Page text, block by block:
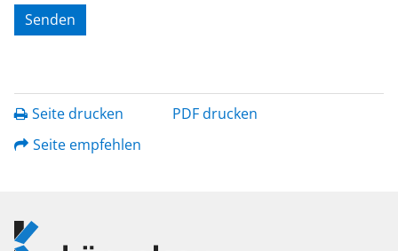
Seite drucken
PDF drucken
Seite empfehlen
Logo